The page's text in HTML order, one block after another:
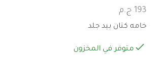
193 ج.م
خامه كتان بيد جلد
متوفر في المخزون